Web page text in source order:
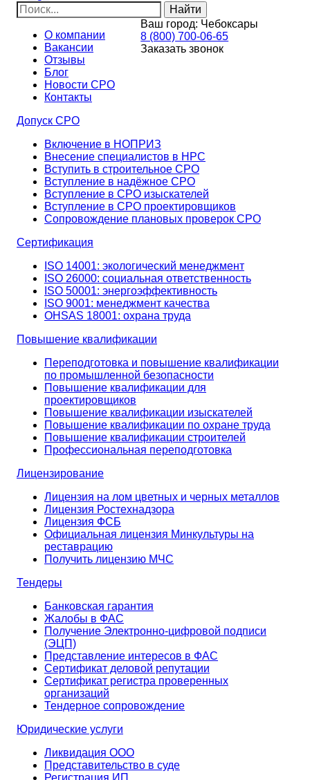
О компании
Вакансии
Отзывы
Блог
Новости СРО
Контакты
Ваш город: Чебоксары
8 (800) 700-06-65
Заказать звонок
Допуск СРО
Включение в НОПРИЗ
Внесение специалистов в НРС
Вступить в строительное СРО
Вступление в надёжное СРО
Вступление в СРО изыскателей
Вступление в СРО проектировщиков
Сопровождение плановых проверок СРО
Сертификация
ISO 14001: экологический менеджмент
ISO 26000: социальная ответственность
ISO 50001: энергоэффективность
ISO 9001: менеджмент качества
OHSAS 18001: охрана труда
Повышение квалификации
Переподготовка и повышение квалификации
по промышленной безопасности
Повышение квалификации для
проектировщиков
Повышение квалификации изыскателей
Повышение квалификации по охране труда
Повышение квалификации строителей
Профессиональная переподготовка
Лицензирование
Лицензия на лом цветных и черных металлов
Лицензия Ростехнадзора
Лицензия ФСБ
Официальная лицензия Минкультуры на
реставрацию
Получить лицензию МЧС
Тендеры
Банковская гарантия
Жалобы в ФАС
Получение Электронно-цифровой подписи
(ЭЦП)
Представление интересов в ФАС
Сертификат деловой репутации
Сертификат регистра проверенных
организаций
Тендерное сопровождение
Юридические услуги
Ликвидация ООО
Представительство в суде
Регистрация ИП